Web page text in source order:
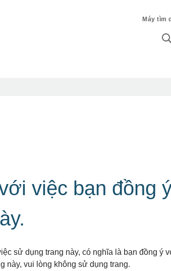
Máy tìm
việc bạn đồng
sử dụng trang này, có nghĩa là bạn đồng ý
này, vui lòng không sử dụng trang.